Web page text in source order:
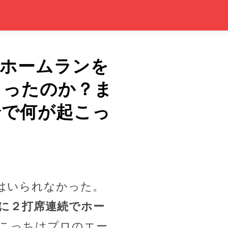
ームランを
たのか？ま
何が起こっ
られなかった。
２打席連続でホー